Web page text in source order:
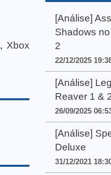
, Xbox
[Análise]
Shadows
2
22/12/2025
[Análise]
Reaver 1 &
26/09/2025
[Análise]
Deluxe
31/12/2021